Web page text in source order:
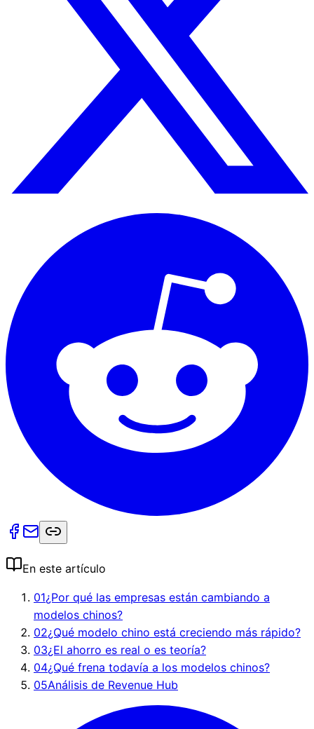
En este artículo
01¿Por qué las empresas están cambiando a
modelos chinos?
02¿Qué modelo chino está creciendo más rápido?
03¿El ahorro es real o es teoría?
04¿Qué frena todavía a los modelos chinos?
05Análisis de Revenue Hub